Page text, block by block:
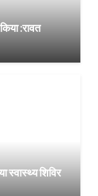
:रावत
स्वास्थ्य शिविर